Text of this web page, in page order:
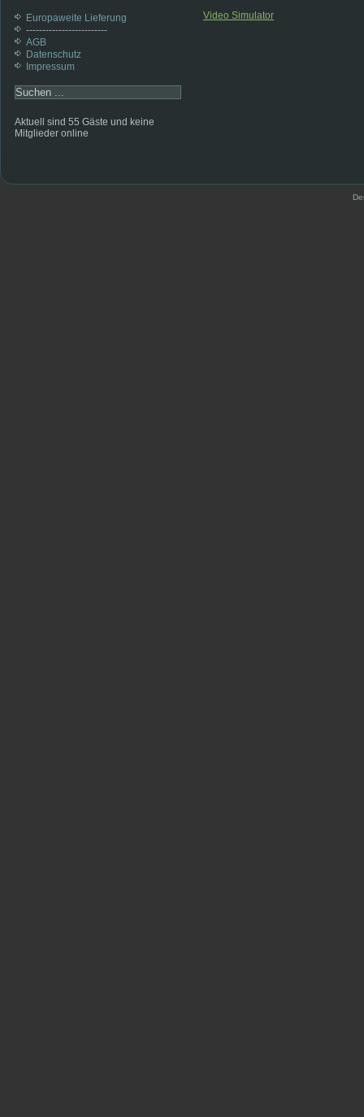
Europaweite Lieferung
-------------------------
AGB
Datenschutz
Impressum
Aktuell sind 55 Gäste und keine
Mitglieder online
Video Simulator